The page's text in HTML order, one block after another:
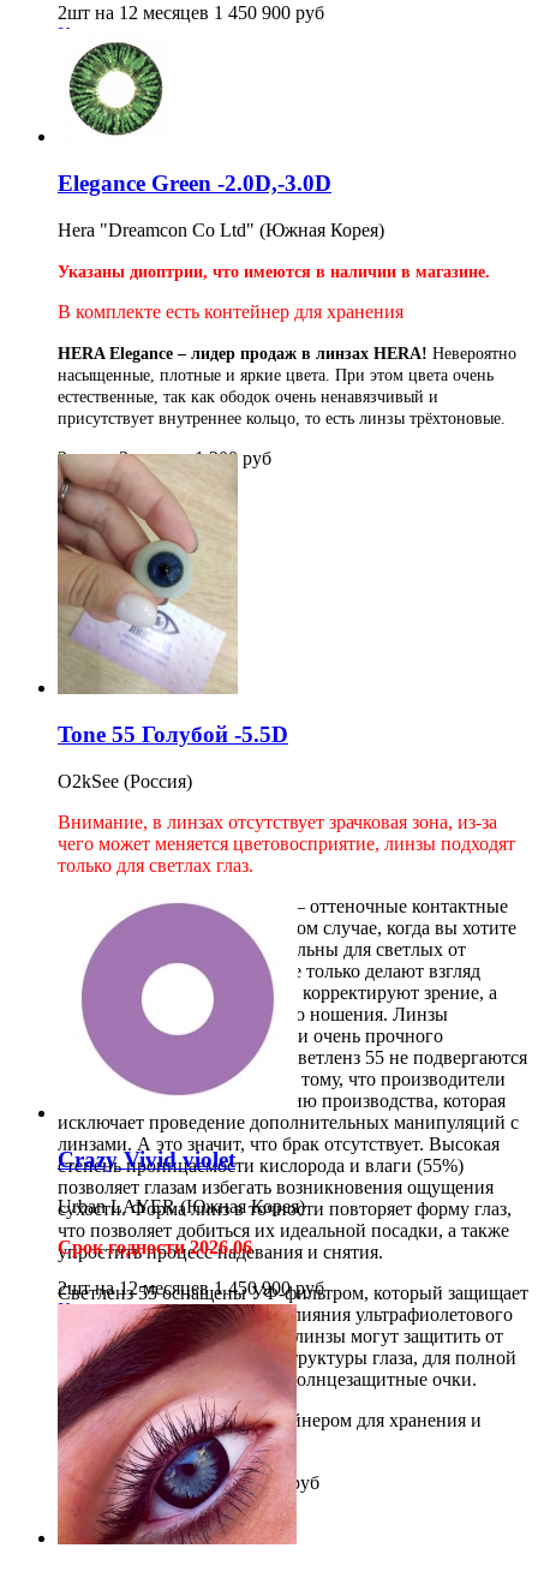
2шт на 12 месяцев 1 450 900 руб
Купить
Elegance Green -2.0D,-3.0D
Hera "Dreamcon Co Ltd" (Южная Корея)
Указаны диоптрии, что имеются в наличии в магазине.
В комплекте есть контейнер для хранения
HERA Elegance – лидер продаж в линзах HERA! Невероятно
насыщенные, плотные и яркие цвета. При этом цвета очень
естественные, так как ободок очень ненавязчивый и
присутствует внутреннее кольцо, то есть линзы трёхтоновые.
2шт на 3 месяца 1 200 руб
Купить
Tone 55 Голубой -5.5D
O2kSee (Россия)
Внимание, в линзах отсутствует зрачковая зона, из-за
чего может меняется цветовосприятие, линзы подходят
только для светлах глаз.
O2KSee Tone (Светленз 55)
– оттеночные контактные
линзы, которые подойдут в том случае, когда вы хотите
усилить свой цвет глаз. Идеальны для светлых от
природы глаз. Светленз 55 не только делают взгляд
выразительнее, но и отлично корректируют зрение, а
также обеспечивают удобство ношения. Линзы
изготовлены из эластичного и очень прочного
материала - окуфилкона D. Светленз 55 не подвергаются
ручной обработке, благодаря тому, что производители
используют новую технологию производства, которая
исключает проведение дополнительных манипуляций с
линзами. А это значит, что брак отсутствует. Высокая
степень проницаемости кислорода и влаги (55%)
позволяет глазам избегать возникновения ощущения
сухости. Форма линз в точности повторяет форму глаз,
что позволяет добиться их идеальной посадки, а также
упростить процесс надевания и снятия.
Светленз 55 оснащены УФ-фильтром, который защищает
глаза от неблагоприятного влияния ультрафиолетового
излучения. Но помните, что линзы могут защитить от
солнца только внутренние структуры глаза, для полной
защиты необходимо носить солнцезащитные очки.
*Необходим раствор с контейнером для хранения и
очистки линз.
2шт на 3 месяца 1 800 1 000 руб
Купить
Crazy Vivid violet
Urban LAYER (Южная Корея)
Срок годности 2026.06
2шт на 12 месяцев 1 450 900руб
Купить